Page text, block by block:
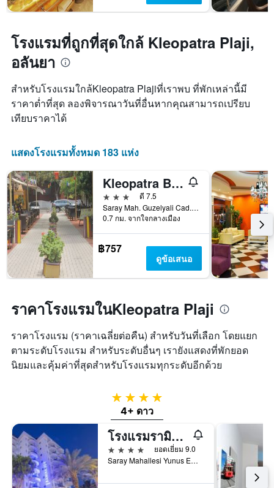
โรงแรมที่ถูกที่สุดใกล้ Kleopatra Plaji,
อลันยา
สำหรับโรงแรมใกล้Kleopatra Plajiที่เราพบ ที่พักเหล่านี้มี
ราคาต่ำที่สุด ลองพิจารณาวันที่อื่นหากคุณสามารถเปรียบ
เทียบราคาได้
แสดงโรงแรมทั้งหมด 183 แห่ง
Kleopatra Bavyera Hotel.
3 ดาว
ดี 7.5
Saray Mah. Guzelyali Cad., Bebek Sok. No.1, อลันยา, ตุรเคีย
0.7 กม. จากใจกลางเมือง
฿757
ดูข้อเสนอ
ราคาโรงแรมในKleopatra Plaji
ราคาโรงแรม (ราคาเฉลี่ยต่อคืน) สำหรับวันที่เลือก โดยแยก
ตามระดับโรงแรม สำหรับระดับอื่นๆ เรายังแสดงที่พักยอด
นิยมและคุ้มค่าที่สุดสำหรับโรงแรมทุกระดับอีกด้วย
4 ดาว
4+ ดาว
โรงแรมรามิรา จอย
4 ดาว
ยอดเยี่ยม 9.0
Saray Mahallesi Yunus Emre Caddesi, No: 34/A, อลันยา, ตุรเคีย